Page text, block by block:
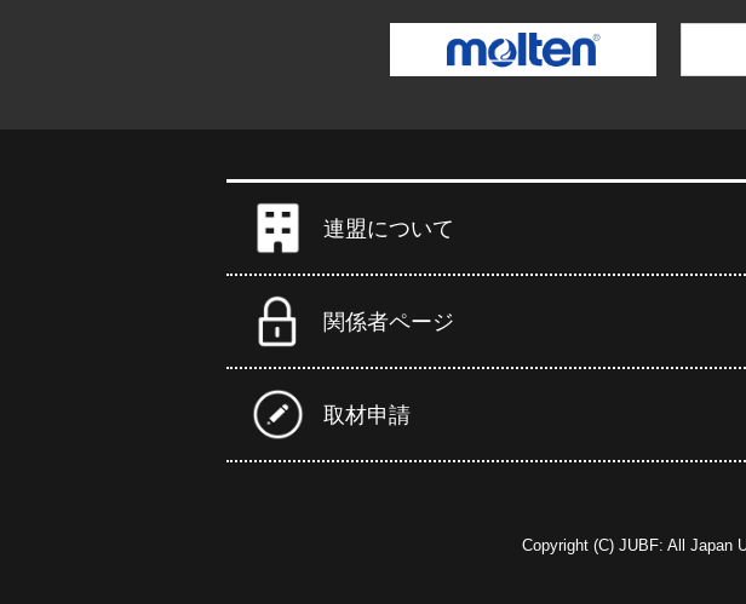
連盟について
関係者ページ
取材申請
Copyright (C) JUBF: All Japan